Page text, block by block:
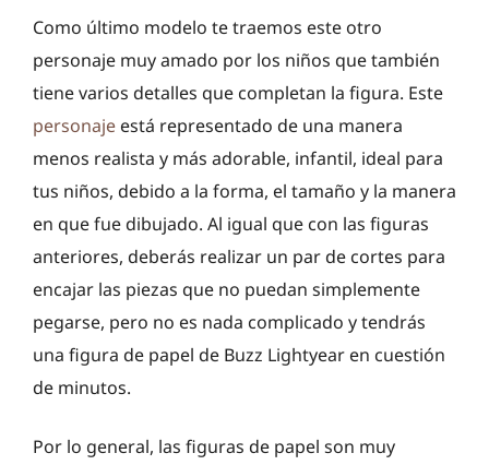
Como último modelo te traemos este otro
personaje muy amado por los niños que también
tiene varios detalles que completan la figura. Este
personaje está representado de una manera
menos realista y más adorable, infantil, ideal para
tus niños, debido a la forma, el tamaño y la manera
en que fue dibujado. Al igual que con las figuras
anteriores, deberás realizar un par de cortes para
encajar las piezas que no puedan simplemente
pegarse, pero no es nada complicado y tendrás
una figura de papel de Buzz Lightyear en cuestión
de minutos.
Por lo general, las figuras de papel son muy